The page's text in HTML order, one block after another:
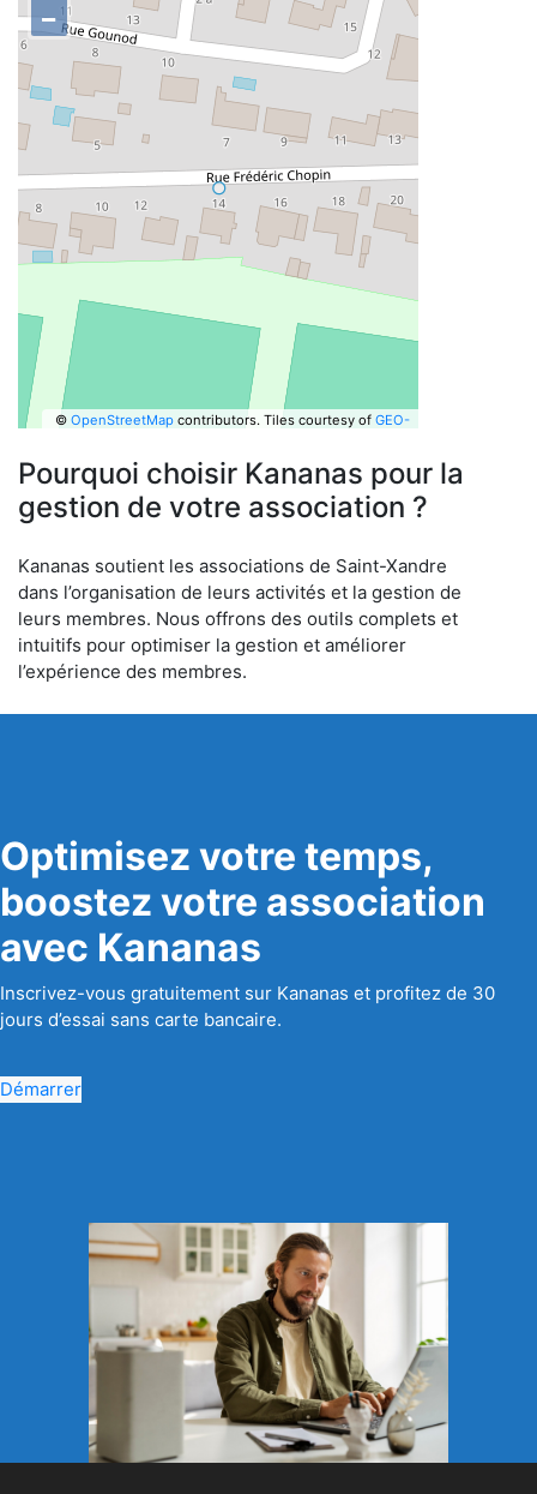
−
© OpenStreetMapcontributors. Tiles courtesy of GEO-
Pourquoi choisir Kananas pour la
gestion de votre association ?
Kananas soutient les associations de Saint-Xandre
dans l’organisation de leurs activités et la gestion de
leurs membres. Nous offrons des outils complets et
intuitifs pour optimiser la gestion et améliorer
l’expérience des membres.
Optimisez votre temps,
boostez votre association
avec Kananas
Inscrivez-vous gratuitement sur Kananas et profitez de 30
jours d’essai sans carte bancaire.
Démarrer